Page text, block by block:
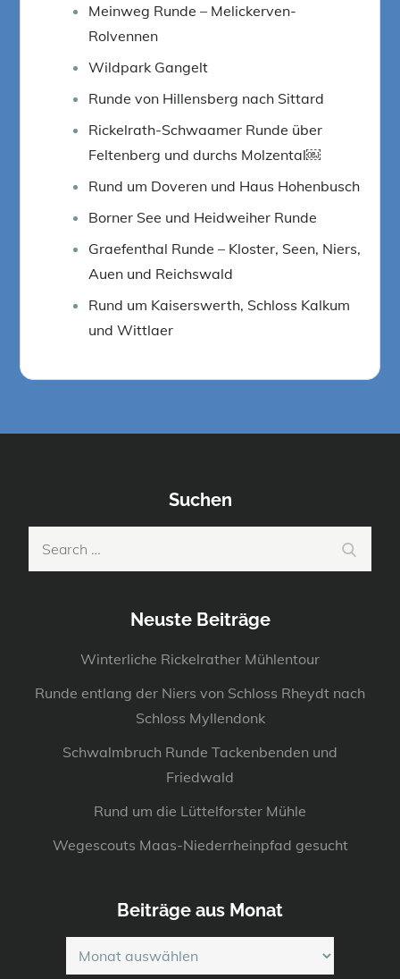
Meinweg Runde – Melickerven-
Rolvennen
Wildpark Gangelt
Runde von Hillensberg nach Sittard
Rickelrath-Schwaamer Runde über
Feltenberg und durchs Molzental￼
Rund um Doveren und Haus Hohenbusch
Borner See und Heidweiher Runde
Graefenthal Runde – Kloster, Seen, Niers,
Auen und Reichswald
Rund um Kaiserswerth, Schloss Kalkum
und Wittlaer
Suchen
Neuste Beiträge
Winterliche Rickelrather Mühlentour
Runde entlang der Niers von Schloss Rheydt nach
Schloss Myllendonk
Schwalmbruch Runde Tackenbenden und
Friedwald
Rund um die Lüttelforster Mühle
Wegescouts Maas-Niederrheinpfad gesucht
Beiträge aus Monat
Beiträge
aus